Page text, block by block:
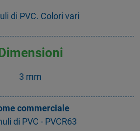
di PVC. Colori vari
3 mm
commerciale
di PVC - PVCR63